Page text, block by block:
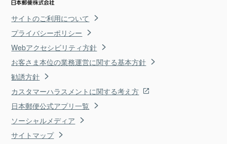
サイトのご利用について
プライバシーポリシー
Webアクセシビリティ方針
お客さま本位の業務運営に関する基本方針
勧誘方針
カスタマーハラスメントに関する考え方
日本郵便公式アプリ一覧
ソーシャルメディア
サイトマップ